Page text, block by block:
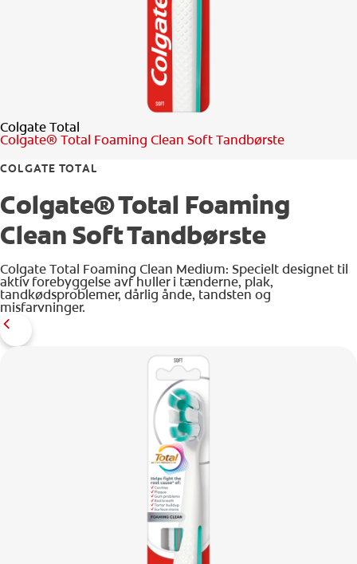
Colgate Total
Colgate® Total Foaming Clean Soft Tandbørste
COLGATE TOTAL
Colgate® Total Foaming
Clean Soft Tandbørste
Colgate Total Foaming Clean Medium: Specielt designet til
aktiv forebyggelse avf huller i tænderne, plak,
tandkødsproblemer, dårlig ånde, tandsten og
misfarvninger.